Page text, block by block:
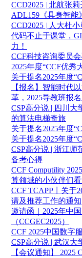
CCD2025 | 北航张
ADL159《具身智能
CCD2025 | 人大杜
代码不止于课堂，
力！
CCF科技咨询委员
2025年度“CCF优秀
关于提名2025年度
【报名】智能时代
革，2025导教班报
CSP高分说 | 四川大
的算法电梯奇旅
关于提名2025年度
关于提名2025年度
CSP高分说 | 浙江师
备考心得
CCF Computility
算领域的小伙伴们
CCF TCAPP丨关于
请及推荐工作的通知
邀请函｜2025年中
（CCGEC2025）
CCF 2025中国数字
CSP高分说 | 武汉大
【会议通知】 2025